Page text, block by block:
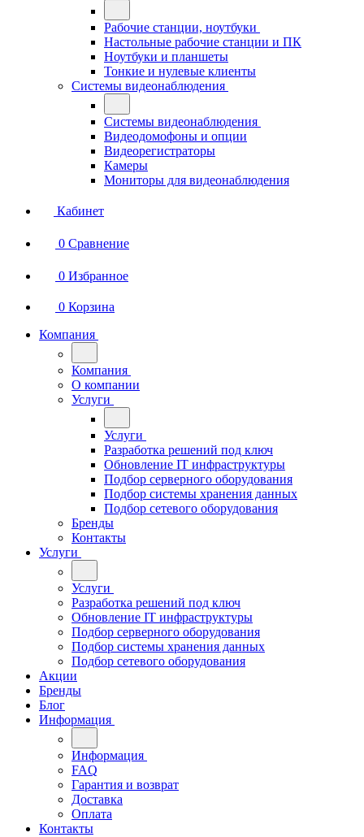
Рабочие станции, ноутбуки
Настольные рабочие станции и ПК
Ноутбуки и планшеты
Тонкие и нулевые клиенты
Системы видеонаблюдения
Системы видеонаблюдения
Видеодомофоны и опции
Видеорегистраторы
Камеры
Мониторы для видеонаблюдения
Кабинет
0 Сравнение
0 Избранное
0 Корзина
Компания
Компания
О компании
Услуги
Услуги
Разработка решений под ключ
Обновление IT инфраструктуры
Подбор серверного оборудования
Подбор системы хранения данных
Подбор сетевого оборудования
Бренды
Контакты
Услуги
Услуги
Разработка решений под ключ
Обновление IT инфраструктуры
Подбор серверного оборудования
Подбор системы хранения данных
Подбор сетевого оборудования
Акции
Бренды
Блог
Информация
Информация
FAQ
Гарантия и возврат
Доставка
Оплата
Контакты